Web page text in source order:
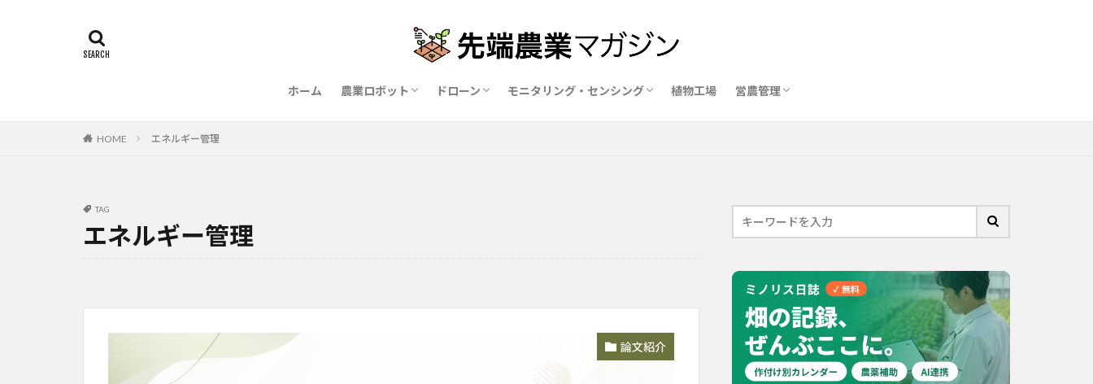
ホーム 農業ロボット
農業ロボットメーカー比較15社
ドローン
ドローン農薬散布の代行業者比較
ハウス用遮光剤・遮熱剤の比較
モニタリング・センシング
農業用環境制御システム比較
植物工場 営農管理
圃場管理アプリおすすめ10選
農業用トイレ比較
バイオスティミュラント完全ガイド
HOME エネルギー管理
TAG
エネルギー管理
論文紹介